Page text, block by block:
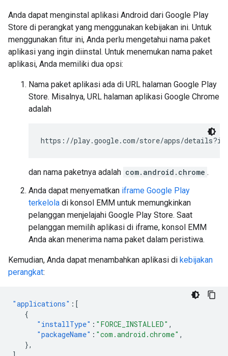
Anda dapat menginstal aplikasi Android dari Google Play
Store di perangkat yang menggunakan kebijakan ini. Untuk
menggunakan fitur ini, Anda perlu mengetahui nama paket
aplikasi yang ingin diinstal. Untuk menemukan nama paket
aplikasi, Anda memiliki dua opsi:
Nama paket aplikasi ada di URL halaman Google Play
Store. Misalnya, URL halaman aplikasi Google Chrome
adalah
https://play.google.com/store/apps/
dan nama paketnya adalah com.android.chrome .
Anda dapat menyematkan iframe Google Play
terkelola di konsol EMM untuk memungkinkan
pelanggan menjelajahi Google Play Store. Saat
pelanggan memilih aplikasi di iframe, konsol EMM
Anda akan menerima nama paket dalam peristiwa.
Kemudian, Anda dapat menambahkan aplikasi di kebijakan
perangkat:
"applications" :[
{
"installType" : "FORCE_INSTALLED" ,
"packageName" : "com.android.chrome" ,
},